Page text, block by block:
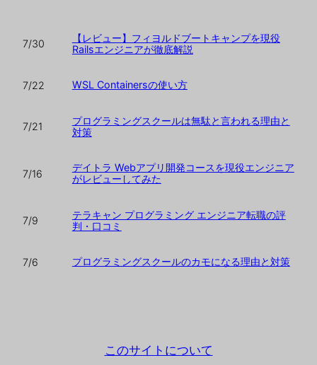
7/30
【レビュー】フィヨルドブートキャンプを現役
Railsエンジニアが徹底解説
7/22 WSL Containersの使い方
7/21
プログラミングスクールは無駄と言われる理由と
対策
7/16
デイトラ Webアプリ開発コースを現役エンジニア
がレビューしてみた
7/9
テラキャン プログラミング エンジニア転職の評
判・口コミ
7/6 プログラミングスクールのカモになる理由と対策
このサイトについて